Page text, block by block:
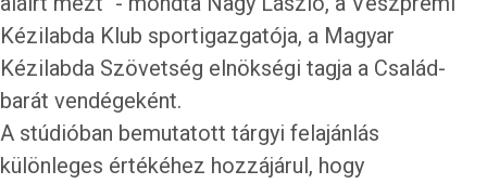
Kézilabda Klub sportigazgatója, a Magyar
Kézilabda Szövetség elnökségi tagja a Család-
barát vendégeként.
A stúdióban bemutatott tárgyi felajánlás
különleges értékéhez hozzájárul, hogy